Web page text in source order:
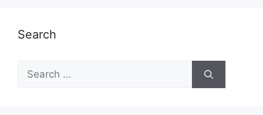
Search
Search
for: